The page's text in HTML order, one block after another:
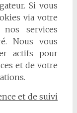
Si vous
via votre
nos services
Nous vous
actifs pour
et de votre
et de suivi